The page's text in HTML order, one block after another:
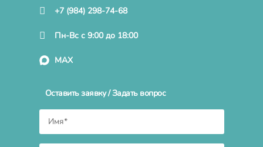
+7 (984) 298-74-68
Пн-Вс с 9:00 до 18:00
MAX
Оставить заявку / Задать вопрос